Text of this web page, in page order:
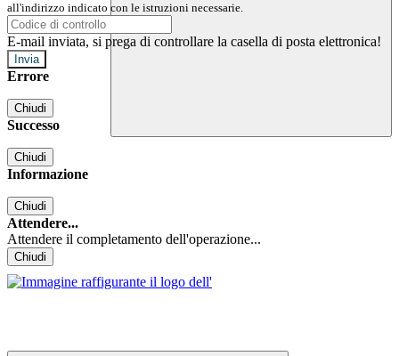
all'indirizzo indicato con le istruzioni necessarie.
E-mail inviata, si prega di controllare la casella di posta elettronica!
Errore
Chiudi
Successo
Chiudi
Informazione
Chiudi
Attendere...
Attendere il completamento dell'operazione...
Chiudi